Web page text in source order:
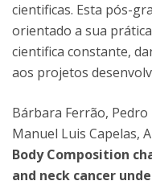
cientificas. Esta pós-
orientado a sua
cientifica constante,
aos projetos
Bárbara Ferrão,
Manuel Luis Capelas,
Body Composition
and neck cancer